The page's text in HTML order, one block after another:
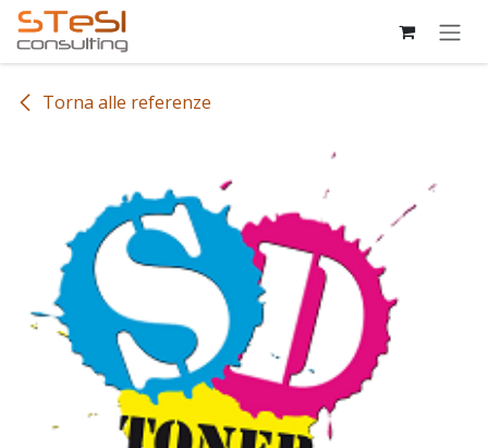
Passa al contenuto
Torna alle referenze